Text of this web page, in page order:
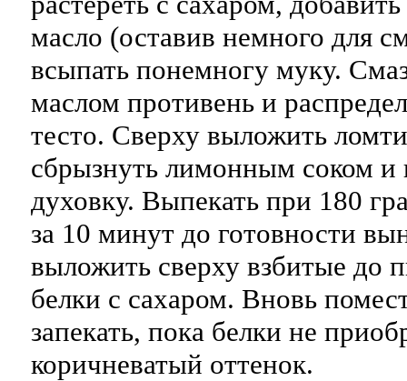
масло (оставив немного для
всыпать понемногу муку.
маслом противень и
тесто. Сверху выложить
сбрызнуть лимонным соком и
духовку. Выпекать при 180
за 10 минут до готовности
выложить сверху взбитые до
белки с сахаром. Вновь
запекать, пока белки не
коричневатый оттенок.